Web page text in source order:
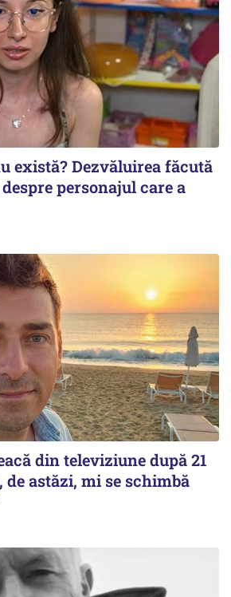
există? Dezvăluirea făcută
personajul care a
din televiziune după 21
de astăzi, mi se schimbă